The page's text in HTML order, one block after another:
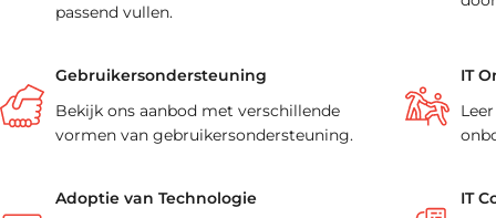
passend vullen.
Gebruikersondersteuning
Bekijk ons aanbod met verschillende
vormen van gebruikersondersteuning.
IT
Adoptie van Technologie
IT